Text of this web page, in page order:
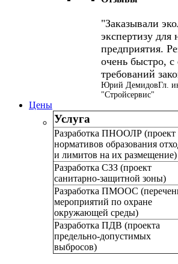
Заказывали
экспертизу для
предприятия.
очень быстро,
требований
Юрий ДемидовГл.
"Стройсервис"
Цены
Услуга
Разработка ПНООЛР (проект
нормативов образования
и лимитов на их размещение)
Разработка СЗЗ (проект
санитарно-защитной зоны)
Разработка ПМООС
мероприятий по охране
окружающей среды)
Разработка ПДВ (проекта
предельно-допустимых
выбросов)